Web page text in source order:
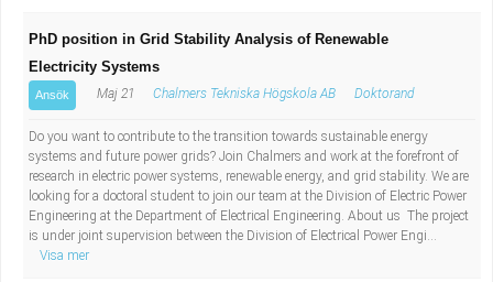
PhD position in Grid Stability Analysis of Renewable
Electricity Systems
Ansök Maj 21 Chalmers Tekniska Högskola AB Doktorand
Do you want to contribute to the transition towards sustainable energy
systems and future power grids? Join Chalmers and work at the forefront of
research in electric power systems, renewable energy, and grid stability. We are
looking for a doctoral student to join our team at the Division of Electric Power
Engineering at the Department of Electrical Engineering. About us The project
is under joint supervision between the Division of Electrical Power Engi...
Visa mer